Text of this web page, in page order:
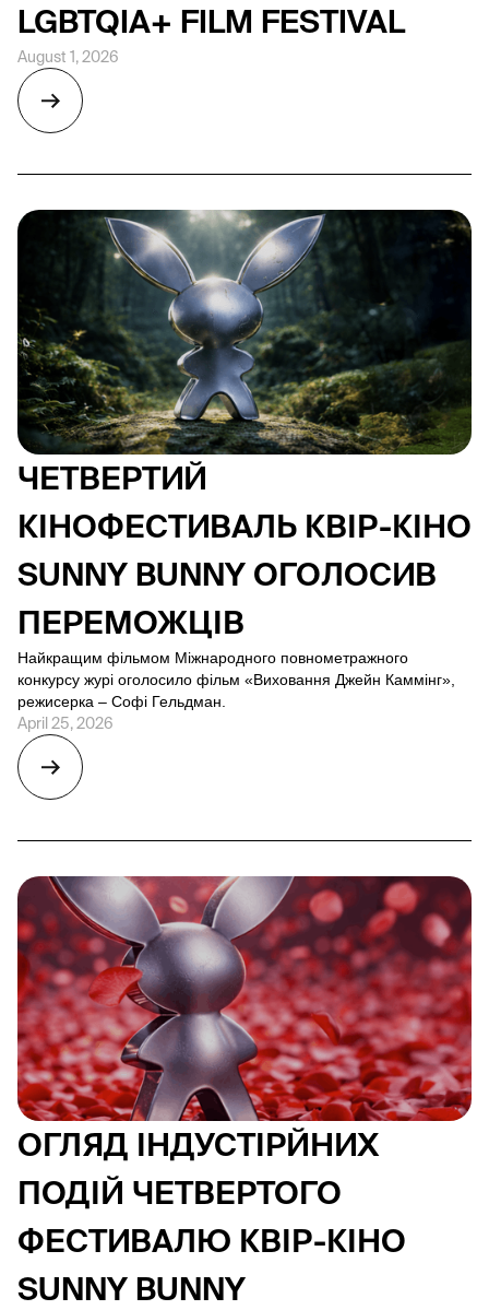
LGBTQIA+ FILM FESTIVAL
August 1, 2026
ЧЕТВЕРТИЙ
КІНОФЕСТИВАЛЬ КВІР-КІНО
SUNNY BUNNY ОГОЛОСИВ
ПЕРЕМОЖЦІВ
Найкращим фільмом Міжнародного повнометражного
конкурсу журі оголосило фільм «Виховання Джейн Каммінг»,
режисерка – Софі Гельдман.
April 25, 2026
ОГЛЯД ІНДУСТІРЙНИХ
ПОДІЙ ЧЕТВЕРТОГО
ФЕСТИВАЛЮ КВІР-КІНО
SUNNY BUNNY